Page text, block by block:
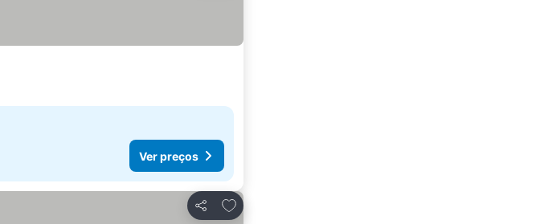
Ver preços
Partilhar
Adicionar aos favoritos